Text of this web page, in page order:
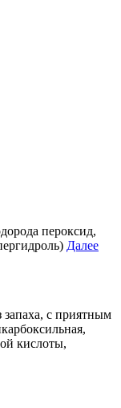
пероксид,
Далее
запаха, с приятным
кислоты,